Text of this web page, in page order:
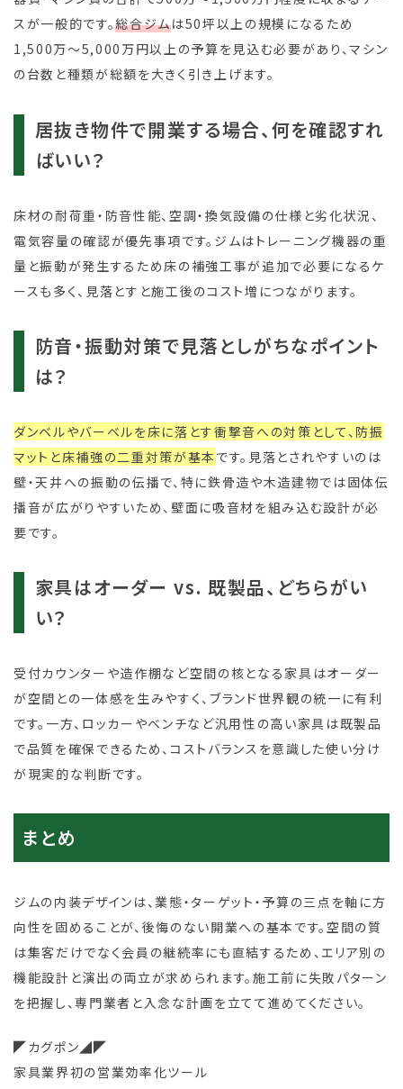
スが一般的です。総合ジムは50坪以上の規模になるため
1,500万～5,000万円以上の予算を見込む必要があり、マシン
の台数と種類が総額を大きく引き上げます。
居抜き物件で開業する場合、何を確認すれ
ばいい？
床材の耐荷重・防音性能、空調・換気設備の仕様と劣化状況、
電気容量の確認が優先事項です。ジムはトレーニング機器の重
量と振動が発生するため床の補強工事が追加で必要になるケ
ースも多く、見落とすと施工後のコスト増につながります。
防音・振動対策で見落としがちなポイント
は？
ダンベルやバーベルを床に落とす衝撃音への対策として、防振
マットと床補強の二重対策が基本 です。見落とされやすいのは
壁・天井への振動の伝播で、特に鉄骨造や木造建物では固体伝
播音が広がりやすいため、壁面に吸音材を組み込む設計が必
要です。
家具はオーダー vs. 既製品、どちらがい
い？
受付カウンターや造作棚など空間の核となる家具はオーダー
が空間との一体感を生みやすく、ブランド世界観の統一に有利
です。一方、ロッカーやベンチなど汎用性の高い家具は既製品
で品質を確保できるため、コストバランスを意識した使い分け
が現実的な判断です。
まとめ
ジムの内装デザインは、業態・ターゲット・予算の三点を軸に方
向性を固めることが、後悔のない開業への基本です。空間の質
は集客だけでなく会員の継続率にも直結するため、エリア別の
機能設計と演出の両立が求められます。施工前に失敗パターン
を把握し、専門業者と入念な計画を立てて進めてください。
◤カグポン◢◤
家具業界初の営業効率化ツール